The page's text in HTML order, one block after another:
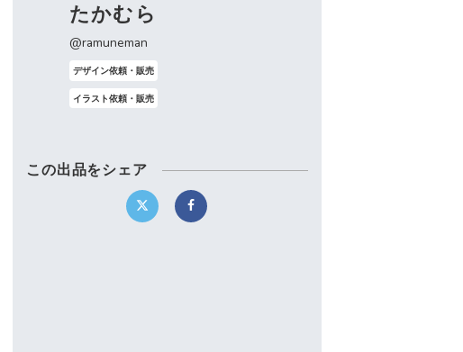
たかむら
@ramuneman
デザイン依頼・販売
イラスト依頼・販売
この出品をシェア